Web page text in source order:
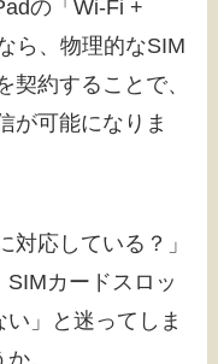
の「Wi-Fi +
ら、物理的なSIM
契約することで、
が可能になりま
対応している？」
SIMカードスロッ
い」と迷ってしま